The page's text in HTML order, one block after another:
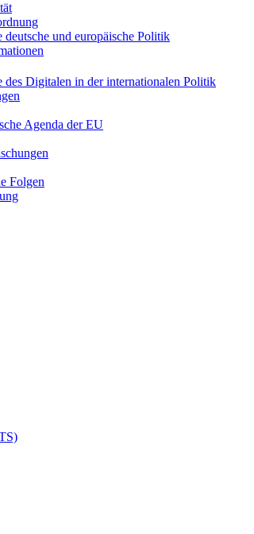
und europäische Politik
Digitalen in der internationalen Politik
Agenda der EU
Folgen